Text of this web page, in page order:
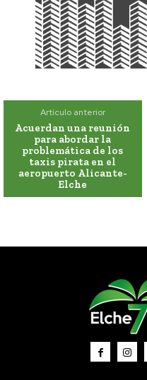
Artículo anterior
Acuerdan una reunión
para abordar la
problemática de los
taxis pirata en el
aeropuerto Alicante-
Elche